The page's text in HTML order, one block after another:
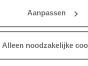
Aanpassen
Alleen noodzakelijke